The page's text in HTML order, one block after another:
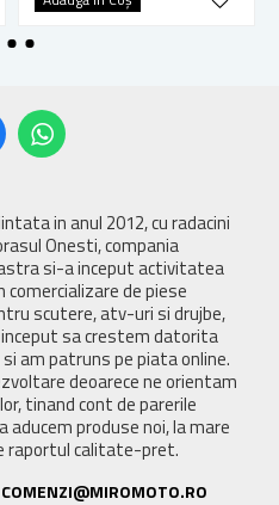
in anul 2012, cu radacini
Onesti, compania
si-a inceput activitatea
comercializare de piese
scutere, atv-uri si drujbe,
sa crestem datorita
am patruns pe piata online.
deoarece ne orientam
tinand cont de parerile
produse noi, la mare
raportul calitate-pret.
COMENZI@MIROMOTO.RO